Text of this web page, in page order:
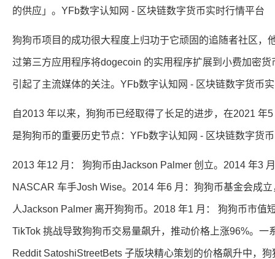
的供应」。YFb数字认知网 - 区块链数字货币实时行情平台
狗狗币项目的成功很大程度上归功于它顽固的追随者社区，
过第三方应用程序将dogecoin 的实用程序扩展到小费加密
引起了主流媒体的关注。YFb数字认知网 - 区块链数字货币
自2013 年以来，狗狗币已经取得了长足的进步，在2021
是狗狗币的重要历史节点：YFb数字认知网 - 区块链数字货
2013 年12 月： 狗狗币由Jackson Palmer 创立。2014 年3
NASCAR 车手Josh Wise。2014 年6 月：狗狗币基金会成
人Jackson Palmer 离开狗狗币。2018 年1 月： 狗狗币市值
TikTok 挑战导致狗狗币交易量飙升，推动价格上涨96%。
Reddit SatoshiStreetBets 子版块精心策划的价格飙升中，